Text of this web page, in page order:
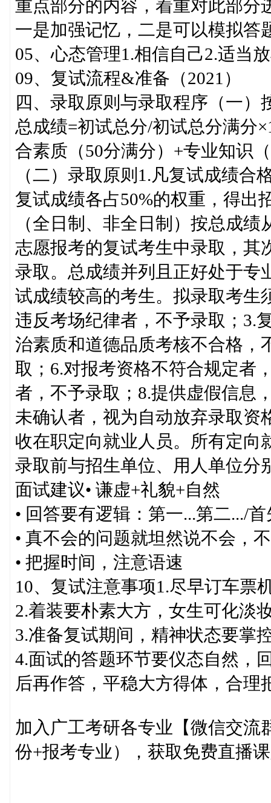
重点部分的内容，着重对此部分
一是加强记忆，二是可以模拟答
05、心态管理1.相信自己2.适当
09、复试流程&准备（2021）
四、录取原则与录取程序（一）
总成绩=初试总分/初试总分满分
合素质（50分满分）+专业知识
（二）录取原则1.凡复试成绩
复试成绩各占50%的权重，得出
（全日制、非全日制）按总成
志愿报考的复试考生中录取，其
录取。总成绩并列且正好处于专
试成绩较高的考生。拟录取考生
违反考场纪律者，不予录取；3.
治素质和道德品质考核不合格，
取；6.对报考资格不符合规定者
者，不予录取；8.提供虚假信息
未确认者，视为自动放弃录取资
收在职定向就业人员。所有定向
录取前与招生单位、用人单位分
面试建议• 谦虚+礼貌+自然
• 回答要有逻辑：第一...第二.../
• 真不会的问题就坦然说不会，
• 把握时间，注意语速
10、复试注意事项1.尽早订车票
2.着装要朴素大方，女生可化淡
3.准备复试期间，精神状态要掌
4.面试的答题环节要仪态自然，
后再作答，平稳大方得体，合理
加入广工考研各专业【微信交流
份+报考专业），获取免费直播